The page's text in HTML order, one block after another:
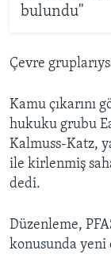
bulundu"
Çevre
Kamu çıkarını
hukuku grubu
Kalmuss-Katz,
ile kirlenmiş
dedi.
Düzenleme,
konusunda yeni